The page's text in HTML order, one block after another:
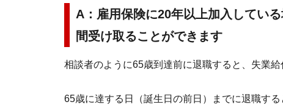
A：雇用保険に20年以上加入してい
間受け取ることができます
相談者のように65歳到達前に退職すると、失業
65歳に達する日（誕生日の前日）までに退職す